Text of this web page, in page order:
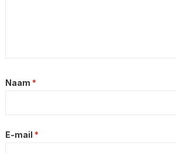
Naam *
E-mail *